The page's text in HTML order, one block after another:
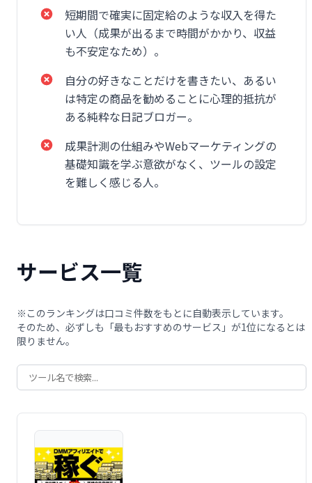
短期間で確実に固定給のような収入を得た
い人（成果が出るまで時間がかかり、収益
も不安定なため）。
自分の好きなことだけを書きたい、あるい
は特定の商品を勧めることに心理的抵抗が
ある純粋な日記ブロガー。
成果計測の仕組みやWebマーケティングの
基礎知識を学ぶ意欲がなく、ツールの設定
を難しく感じる人。
サービス一覧
※このランキングは口コミ件数をもとに自動表示しています。
そのため、必ずしも「最もおすすめのサービス」が1位になるとは
限りません。